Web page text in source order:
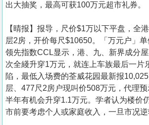
出大抽奖，最高可获100万元超市礼券。
【晴报】报导，尺价$1万以下平盘，全
层2房，开价每尺$10650。「万元户」
领先指数CCL显示，港、九、新界成分
次全綫升穿1万元，就连上车族最后一片
陷，最低入场费的荃威花园最新报
层、477尺2房户现叫价508万元，代理
半年有机会升穿1.1万元。学者认为楼价
市前要考虑个人或家庭收入，一旦市况逆